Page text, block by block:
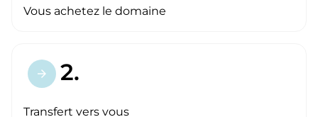
Vous achetez le domaine
arrow_forward 2.
Transfert vers vous